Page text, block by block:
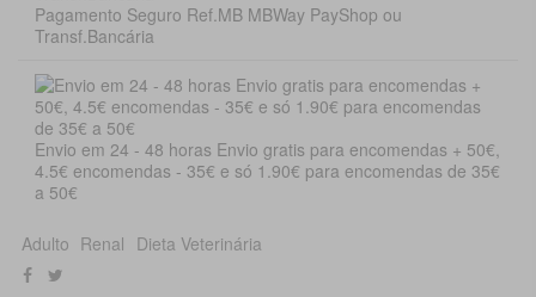
Pagamento Seguro Ref.MB MBWay PayShop ou
Transf.Bancária
Envio em 24 - 48 horas Envio gratis para encomendas + 50€,
4.5€ encomendas - 35€ e só 1.90€ para encomendas de 35€
a 50€
Adulto Renal Dieta Veterinária